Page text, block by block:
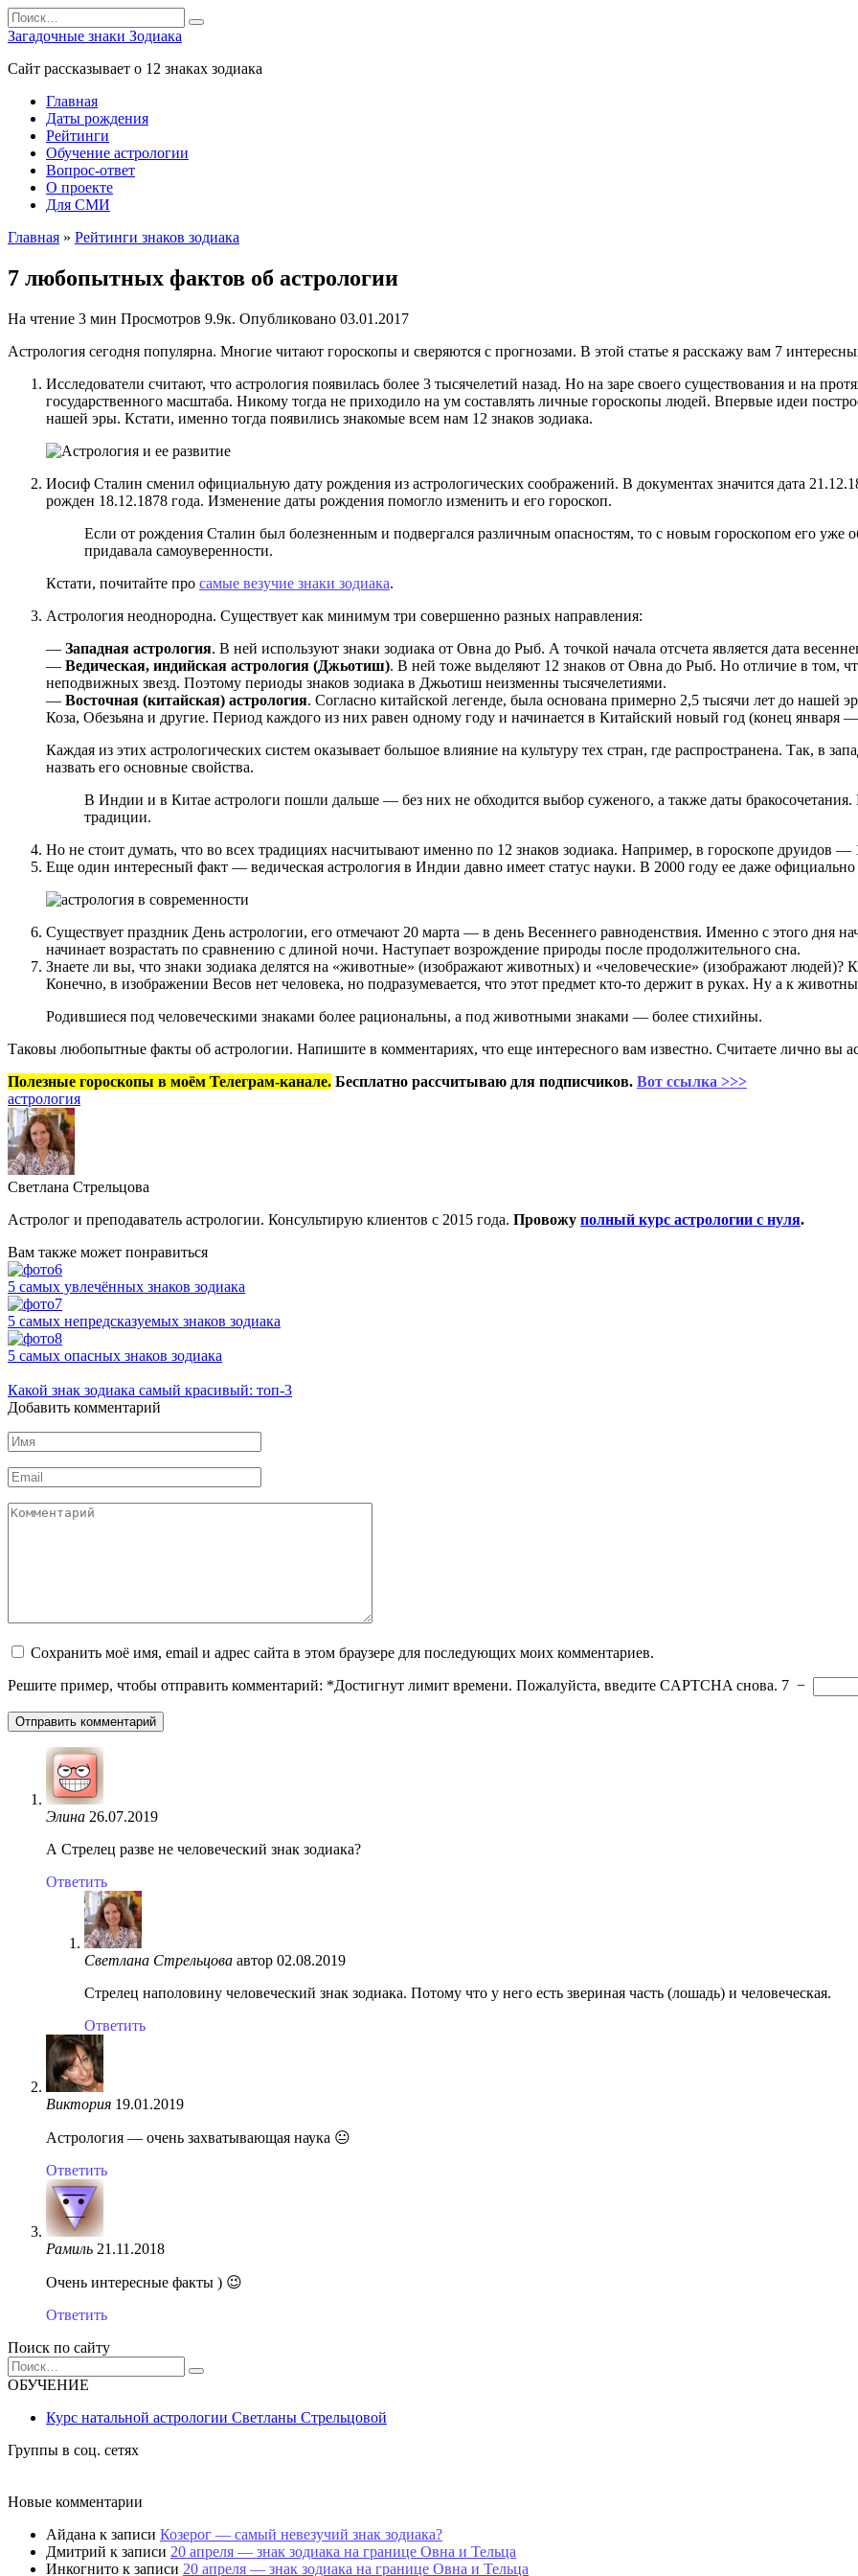
Перейти
к
содержанию
Search
for:
Загадочные знаки Зодиака
Сайт рассказывает о 12 знаках зодиака
Главная
Даты рождения
Рейтинги
Обучение астрологии
Вопрос-ответ
О проекте
Для СМИ
Главная » Рейтинги знаков зодиака
7 любопытных фактов об астрологии
На чтение 3 мин Просмотров 9.9к. Опубликовано 03.01.2017
Астрология сегодня популярна. Многие читают гороскопы и сверяются с прогнозами. В этой статье я расскажу вам 7
Исследователи считают, что астрология появилась более 3 тысячелетий назад. Но на заре своего существования и на
государственного масштаба. Никому тогда не приходило на ум составлять личные гороскопы людей. Впервые идеи
нашей эры. Кстати, именно тогда появились знакомые всем нам 12 знаков зодиака.
Иосиф Сталин сменил официальную дату рождения из астрологических соображений. В документах значится дата
рожден 18.12.1878 года. Изменение даты рождения помогло изменить и его гороскоп.
Если от рождения Сталин был болезненным и подвергался различным опасностям, то с новым гороскопом его уже
придавала самоуверенности.
Кстати, почитайте про самые везучие знаки зодиака.
Астрология неоднородна. Существует как минимум три совершенно разных направления:
— Западная астрология. В ней используют знаки зодиака от Овна до Рыб. А точкой начала отсчета является дата
— Ведическая, индийская астрология (Джьотиш). В ней тоже выделяют 12 знаков от Овна до Рыб. Но отличие в том,
неподвижных звезд. Поэтому периоды знаков зодиака в Джьотиш неизменны тысячелетиями.
— Восточная (китайская) астрология. Согласно китайской легенде, была основана примерно 2,5 тысячи лет до нашей
Коза, Обезьяна и другие. Период каждого из них равен одному году и начинается в Китайский новый год (конец января
Каждая из этих астрологических систем оказывает большое влияние на культуру тех стран, где распространена. Так, в
назвать его основные свойства.
В Индии и в Китае астрологи пошли дальше — без них не обходится выбор суженого, а также даты бракосочетания.
традиции.
Но не стоит думать, что во всех традициях насчитывают именно по 12 знаков зодиака. Например, в гороскопе друидов
Еще один интересный факт — ведическая астрология в Индии давно имеет статус науки. В 2000 году ее даже
Существует праздник День астрологии, его отмечают 20 марта — в день Весеннего равноденствия. Именно с этого дня
начинает возрастать по сравнению с длиной ночи. Наступает возрождение природы после продолжительного сна.
Знаете ли вы, что знаки зодиака делятся на «животные» (изображают животных) и «человеческие» (изображают людей)?
Конечно, в изображении Весов нет человека, но подразумевается, что этот предмет кто-то держит в руках. Ну а к
Родившиеся под человеческими знаками более рациональны, а под животными знаками — более стихийны.
Таковы любопытные факты об астрологии. Напишите в комментариях, что еще интересного вам известно. Считаете лично вы
Полезные гороскопы в моём Телеграм-канале. Бесплатно рассчитываю для подписчиков. Вот ссылка >>>
астрология
Светлана Стрельцова
Астролог и преподаватель астрологии. Консультирую клиентов с 2015 года. Провожу полный курс астрологии с нуля.
Вам также может понравиться
5 самых увлечённых знаков зодиака
5 самых непредсказуемых знаков зодиака
5 самых опасных знаков зодиака
Какой знак зодиака самый красивый: топ-3
Добавить комментарий
Имя
*
Email
*
Комментарий
Сохранить моё имя, email и адрес сайта в этом браузере для последующих моих комментариев.
Решите пример, чтобы отправить комментарий: *Достигнут лимит времени. Пожалуйста, введите CAPTCHA снова. 7 −
Элина 26.07.2019
А Стрелец разве не человеческий знак зодиака?
Ответить
Светлана Стрельцова автор 02.08.2019
Стрелец наполовину человеческий знак зодиака. Потому что у него есть звериная часть (лошадь) и человеческая.
Ответить
Виктория 19.01.2019
Астрология — очень захватывающая наука 😐
Ответить
Рамиль 21.11.2018
Очень интересные факты ) 😉
Ответить
Поиск по сайту
Search
for:
ОБУЧЕНИЕ
Курс натальной астрологии Светланы Стрельцовой
Группы в соц. сетях
Новые комментарии
Айдана к записи Козерог — самый невезучий знак зодиака?
Дмитрий к записи 20 апреля — знак зодиака на границе Овна и Тельца
Инкогнито к записи 20 апреля — знак зодиака на границе Овна и Тельца